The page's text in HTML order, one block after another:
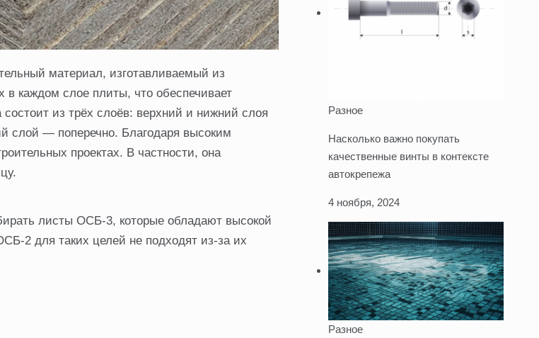
материал, изготавливаемый из
в каждом слое плиты, что обеспечивает
из трёх слоёв: верхний и нижний слоя
слой — поперечно. Благодаря высоким
проектах. В частности, она
листы ОСБ-3, которые обладают высокой
2 для таких целей не подходят из-за их
Разное
Насколько важно покупать
качественные винты в контексте
автокрепежа
4 ноября, 2024
Разное